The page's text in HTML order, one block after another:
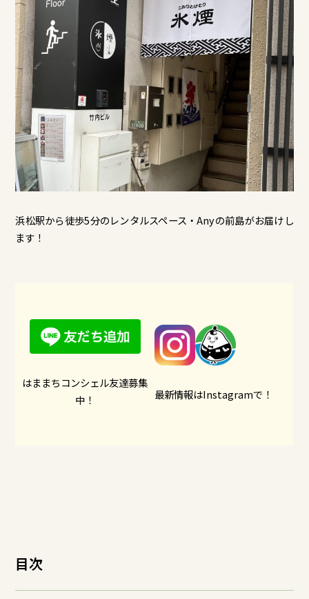
浜松駅から徒歩5分のレンタルスペース・Anyの前島がお届けし
ます！
はままちコンシェル友達募集
中！
最新情報はInstagramで！
目次